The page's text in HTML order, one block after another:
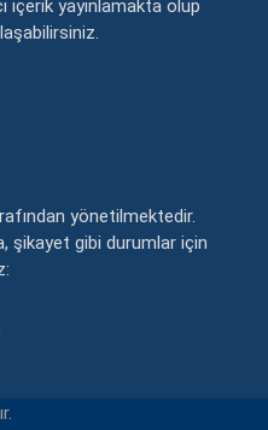
içerik yayınlamakta olup
yönetilmektedir.
şikayet gibi durumlar için